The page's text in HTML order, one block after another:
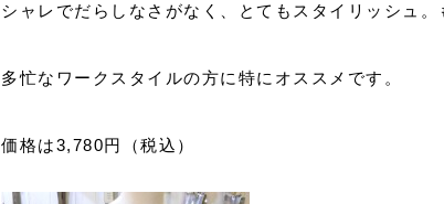
シャレでだらしなさがなく、とてもスタイリッシュ。
多忙なワークスタイルの方に特にオススメです。
価格は3,780円（税込）